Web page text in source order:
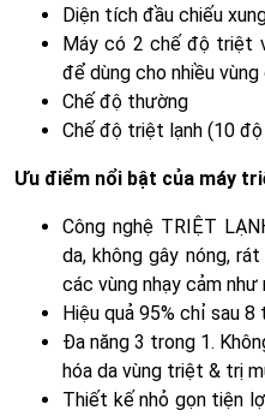
Diện tích đầu chiếu
Máy có 2 chế độ triệt
để dùng cho nhiều
Chế độ thường
Chế độ triệt lạnh (10 độ
Ưu điểm nổi bật của máy
Công nghệ TRIỆT
da, không gây nóng,
các vùng nhạy cảm như
Hiệu quả 95% chỉ sau 8
Đa năng 3 trong 1.
hóa da vùng triệt & trị
Thiết kế nhỏ gọn tiện